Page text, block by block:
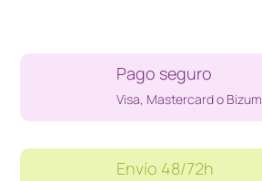
2
Pago seguro
Visa, Mastercard o Bizum
Envío 48/72h